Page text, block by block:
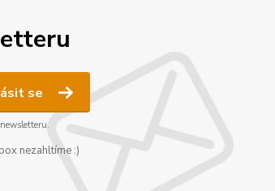
se
nezahltíme :)